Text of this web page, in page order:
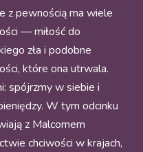
z pewnością ma wiele
— miłość do
zła i podobne
które ona utrwala.
spójrzmy w siebie i
W tym odcinku
z Malcomem
chciwości w krajach,